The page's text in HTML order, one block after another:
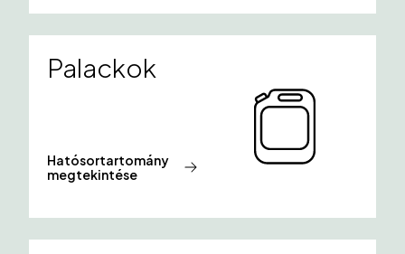
Palackok
Hatósortartomány
megtekintése